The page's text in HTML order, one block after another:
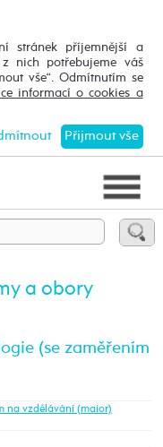
stránek příjemnější a
nich potřebujeme váš
vše“. Odmítnutím se
informací o cookies a
Přijmout vše
a obory
(se zaměřením
na vzdělávání (maior)